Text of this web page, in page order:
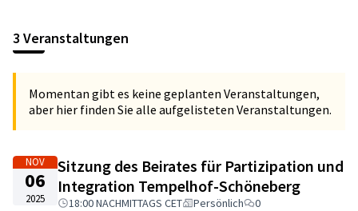
+
−
3 Veranstaltungen
Momentan gibt es keine geplanten Veranstaltungen,
aber hier finden Sie alle aufgelisteten Veranstaltungen.
NOV
06
2025
Sitzung des Beirates für Partizipation und
Integration Tempelhof-Schöneberg
18:00 NACHMITTAGS CET Persönlich 0